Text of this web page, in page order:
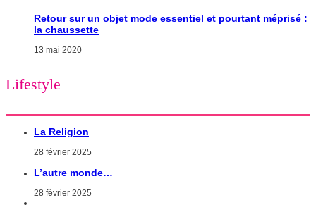
Retour sur un objet mode essentiel et pourtant méprisé :
la chaussette
13 mai 2020
Lifestyle
La Religion
28 février 2025
L’autre monde…
28 février 2025